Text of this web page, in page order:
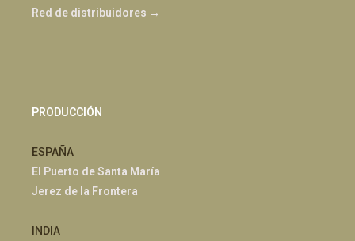
Red de distribuidores →
PRODUCCIÓN
ESPAÑA
El Puerto de Santa María
Jerez de la Frontera
INDIA